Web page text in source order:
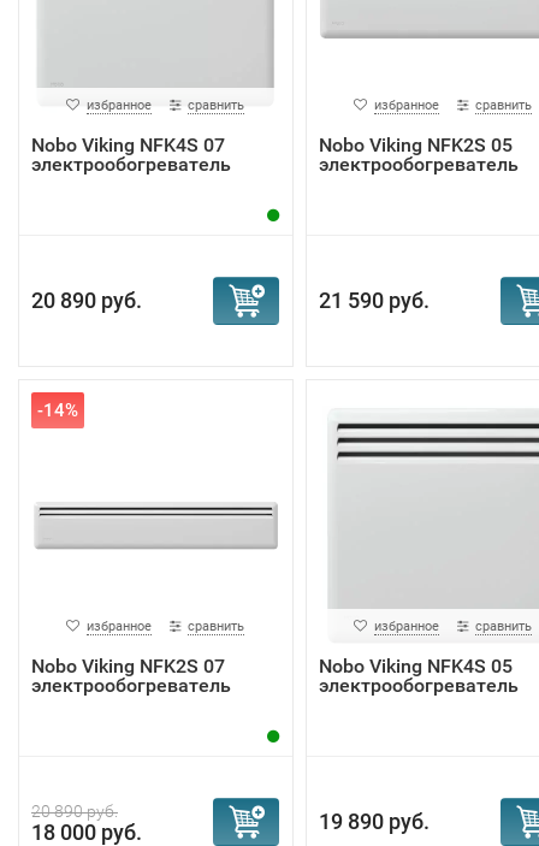
избранное сравнить
Nobo Viking NFK4S 07
электрообогреватель
20 890 руб.
избранное сравнить
Nobo Viking NFK2S 05
электрообогреватель
21 590 руб.
-14%
избранное сравнить
Nobo Viking NFK2S 07
электрообогреватель
20 890 руб.
18 000 руб.
избранное сравнить
Nobo Viking NFK4S 05
электрообогреватель
19 890 руб.